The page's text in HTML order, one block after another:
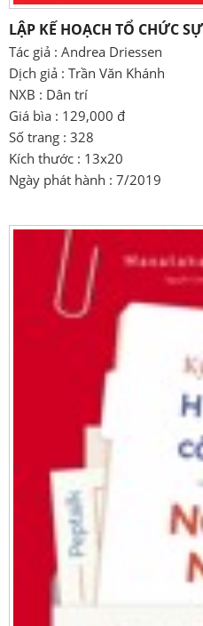
LẬP KẾ HOẠCH TỔ CHỨC
Tác giả : Andrea Driessen
Dịch giả : Trần Văn Khánh
NXB : Dân trí
Giá bìa : 129,000 đ
Số trang : 328
Kích thước : 13x20
Ngày phát hành : 7/2019